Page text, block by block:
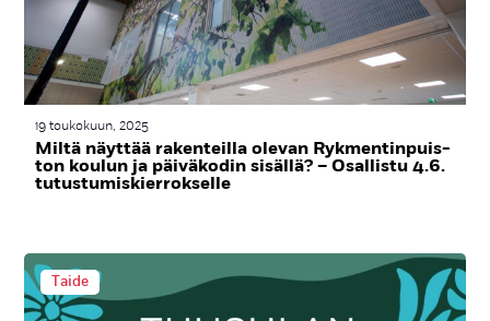
19 toukokuun, 2025
Mil­tä näyt­tää ra­ken­teil­la ole­van Ryk­men­tin­puis­
ton kou­lun ja päi­vä­ko­din si­säl­lä? – Osal­lis­tu 4.6.
tu­tus­tu­mis­kier­rok­sel­le
Taide